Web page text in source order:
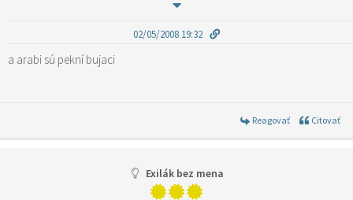
02/05/2008 19:32
a arabi sú pekní bujaci
Reagovať Citovať
Exilák bez mena